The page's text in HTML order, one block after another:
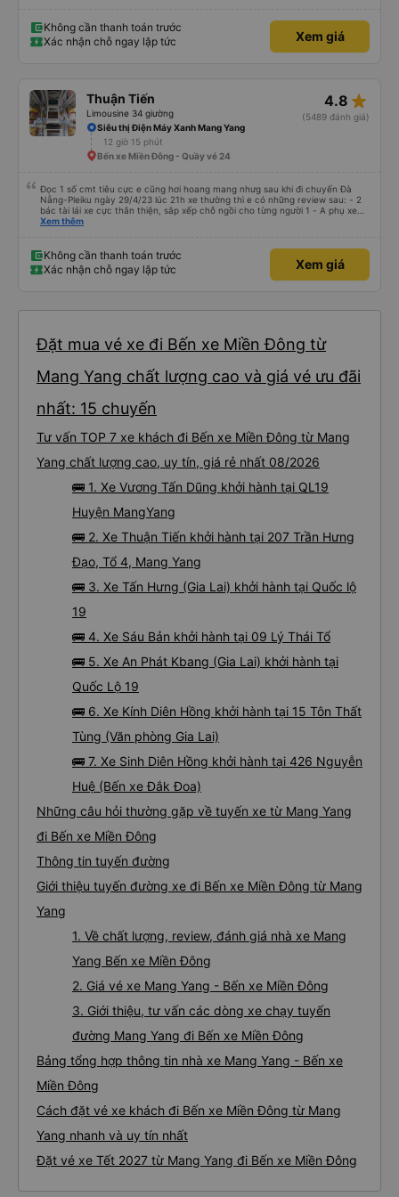
Không cần thanh toán trước
Xác nhận chỗ ngay lập tức
Xem giá
Thuận Tiến
Limousine 34 giường
4.8 star_rate
(5489 đánh giá)
Siêu thị Điện Máy Xanh Mang Yang
12 giờ 15 phút
Bến xe Miền Đông - Quầy vé 24
Đọc 1 số cmt tiêu cực e cũng hơi hoang mang nhưg sau khi đi chuyến Đà
Nẵng-Pleiku ngày 29/4/23 lúc 21h xe thường thì e có những review sau: - 2
bác tài lái xe cực thân thiện, sắp xếp chỗ ngồi cho từng người 1 - A phụ xe
dui tính, chắc cùng tần số nên nói câu nào là cười câu đó - Xe xuất bến đúg
nhìn chug khá ổn, có dừng lại để đi vệ sinh.
Xem thêm
Không cần thanh toán trước
Xác nhận chỗ ngay lập tức
Xem giá
Đặt mua vé xe đi Bến xe Miền Đông từ
Mang Yang chất lượng cao và giá vé ưu đãi
nhất: 15 chuyến
Tư vấn TOP 7 xe khách đi Bến xe Miền Đông từ Mang
Yang chất lượng cao, uy tín, giá rẻ nhất 08/2026
🚌 1. Xe Vương Tấn Dũng khởi hành tại QL19
Huyện MangYang
🚌 2. Xe Thuận Tiến khởi hành tại 207 Trần Hưng
Đạo, Tổ 4, Mang Yang
🚌 3. Xe Tấn Hưng (Gia Lai) khởi hành tại Quốc lộ
19
🚌 4. Xe Sáu Bản khởi hành tại 09 Lý Thái Tổ
🚌 5. Xe An Phát Kbang (Gia Lai) khởi hành tại
Quốc Lộ 19
🚌 6. Xe Kính Diên Hồng khởi hành tại 15 Tôn Thất
Tùng (Văn phòng Gia Lai)
🚌 7. Xe Sinh Diên Hồng khởi hành tại 426 Nguyễn
Huệ (Bến xe Đắk Đoa)
Những câu hỏi thường gặp về tuyến xe từ Mang Yang
đi Bến xe Miền Đông
Thông tin tuyến đường
Giới thiệu tuyến đường xe đi Bến xe Miền Đông từ Mang
Yang
1. Về chất lượng, review, đánh giá nhà xe Mang
Yang Bến xe Miền Đông
2. Giá vé xe Mang Yang - Bến xe Miền Đông
3. Giới thiệu, tư vấn các dòng xe chạy tuyến
đường Mang Yang đi Bến xe Miền Đông
Bảng tổng hợp thông tin nhà xe Mang Yang - Bến xe
Miền Đông
Cách đặt vé xe khách đi Bến xe Miền Đông từ Mang
Yang nhanh và uy tín nhất
Đặt vé xe Tết 2027 từ Mang Yang đi Bến xe Miền Đông